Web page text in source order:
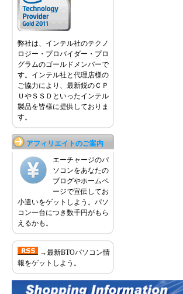
弊社は、インテル社のテクノ
ロジー・プロバイダー・プロ
グラムのゴールドメンバーで
す。インテル社と代理店様の
ご協力により、最新鋭のＣＰ
ＵやＳＳＤといったインテル
製品を皆様に提供しておりま
す。
アフィリエイトのご案内
エーチャージのパ
ソコンをあなたの
ブログやホームペ
ージで宣伝してお
小遣いをゲットしよう。パソ
コン一台につき数千円がもら
えるかも。
→最新BTOパソコン情
報をゲットしよう。